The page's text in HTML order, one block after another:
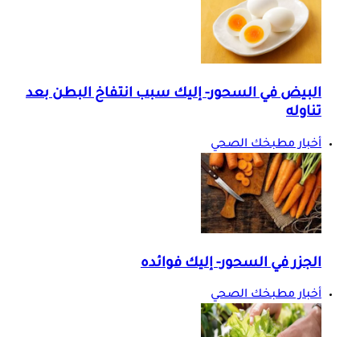
البيض في السحور- إليك سبب انتفاخ البطن بعد
تناوله
أخبار مطبخك الصحي
الجزر في السحور- إليك فوائده
أخبار مطبخك الصحي